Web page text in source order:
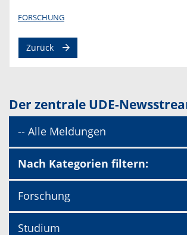
FORSCHUNG
Zurück
Der zentrale UDE-
-- Alle Meldungen
Nach Kategorien filtern:
Forschung
Studium